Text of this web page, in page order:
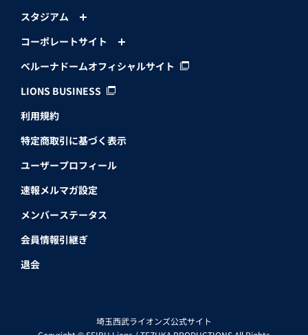
スタジアム
コーポレートサイト
ベルーナドームオフィシャルサイト
LIONS BUSINESS
利用規約
特定商取引に基づく表示
ユーザープロフィール
速報メルマガ設定
メンバーステータス
会員情報引継ぎ
退会
埼玉西武ライオンズ公式サイト